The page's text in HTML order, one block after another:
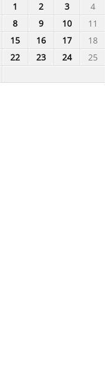
1
2 3
4
8 9 10
11
15 16 17
18
22 23 24
25